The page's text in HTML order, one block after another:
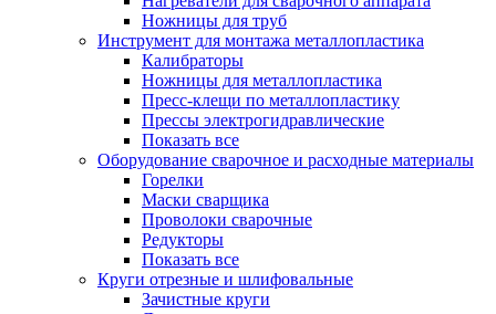
Ножницы для труб
Инструмент для монтажа металлопластика
Калибраторы
Ножницы для металлопластика
Пресс-клещи по металлопластику
Прессы электрогидравлические
Показать все
Оборудование сварочное и расходные материалы
Горелки
Маски сварщика
Проволоки сварочные
Редукторы
Показать все
Круги отрезные и шлифовальные
Зачистные круги